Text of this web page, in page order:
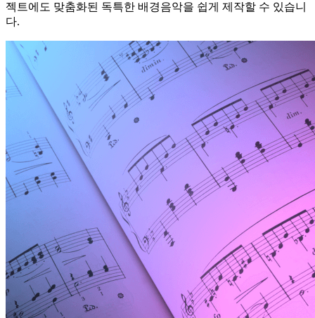
젝트에도 맞춤화된 독특한 배경음악을 쉽게 제작할 수 있습니
다.